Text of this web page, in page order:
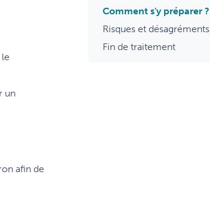
un
afin de
Comment s'y préparer ?
Risques et désagréments
Fin de traitement